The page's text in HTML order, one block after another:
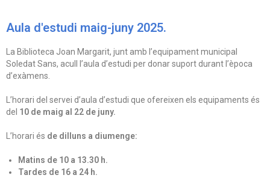
Aula d'estudi maig-juny 2025.
La Biblioteca Joan Margarit, junt amb l’equipament municipal
Soledat Sans, acull l’aula d’estudi per donar suport durant l’època
d’exàmens.
L’horari del servei d’aula d’estudi que ofereixen els equipaments és
del 10 de maig al 22 de juny.
L’horari és de dilluns a diumenge:
Matins de 10 a 13.30 h.
Tardes de 16 a 24 h.